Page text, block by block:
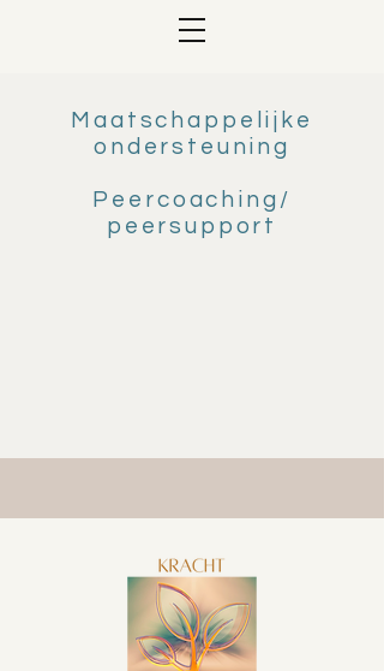
Maatschappelijke
ondersteuning
Peercoaching/
peersupport